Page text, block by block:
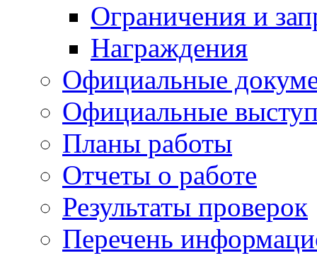
Ограничения и
Награждения
Официальные
Официальные
Планы работы
Отчеты о работе
Результаты проверок
Перечень